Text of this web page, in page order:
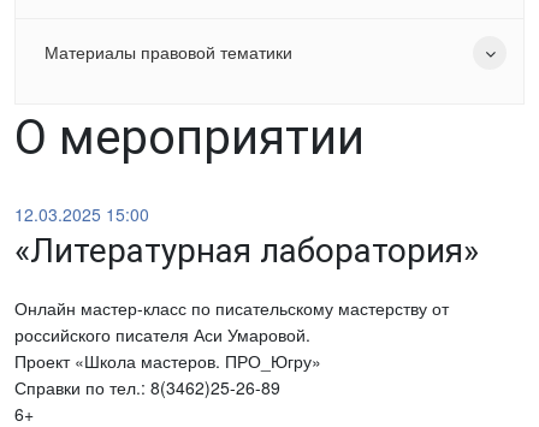
Материалы правовой тематики
О мероприятии
12.03.2025 15:00
«Литературная лаборатория»
Онлайн мастер-класс по писательскому мастерству от
российского писателя Аси Умаровой.
Проект «Школа мастеров. ПРО_Югру»
Справки по тел.: 8(3462)25-26-89
6+